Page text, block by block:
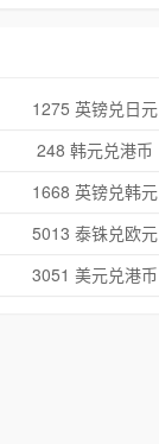
1275 英镑兑日元
248 韩元兑港币
1668 英镑兑韩元
5013 泰铢兑欧元
3051 美元兑港币